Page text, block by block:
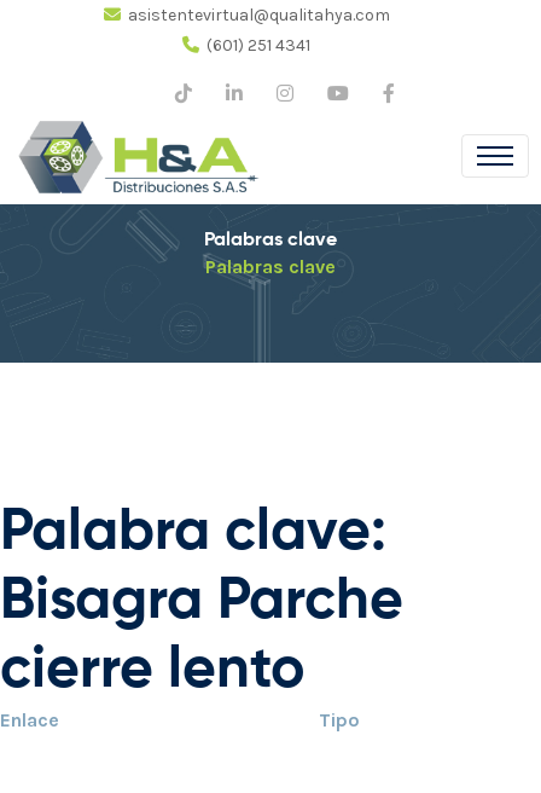
asistentevirtual@qualitahya.com
(601) 251 4341
Palabras clave
Palabras clave
Palabra clave:
Bisagra Parche
cierre lento
Enlace Tipo